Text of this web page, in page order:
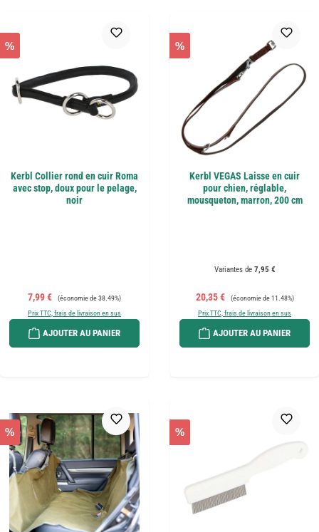
%
Kerbl Collier rond en cuir Roma
avec stop, doux pour le pelage,
noir
Prix de vente :
7,99 € Prix régulier :
(économie de 38.49%)
Prix TTC, frais de livraison en sus
AJOUTER AU PANIER
%
Kerbl VEGAS Laisse en cuir
pour chien, réglable,
mousqueton, marron, 200 cm
Variantes de7,95 €
Prix de vente :
20,35 € Prix régulier :
(économie de 11.48%)
Prix TTC, frais de livraison en sus
AJOUTER AU PANIER
% %